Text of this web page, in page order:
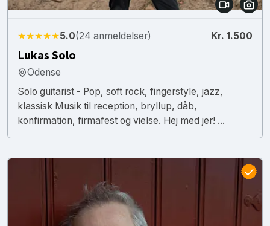
★★★★★5.0(24 anmeldelser) Kr. 1.500
Lukas Solo
Odense
Solo guitarist - Pop, soft rock, fingerstyle, jazz,
klassisk Musik til reception, bryllup, dåb,
konfirmation, firmafest og vielse. Hej med jer! ...